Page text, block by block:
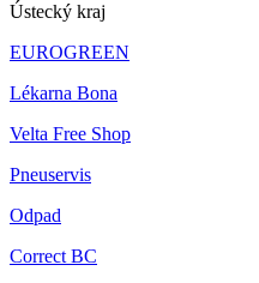
Ústecký kraj
EUROGREEN
Lékarna Bona
Velta Free Shop
Pneuservis
Odpad
Correct BC